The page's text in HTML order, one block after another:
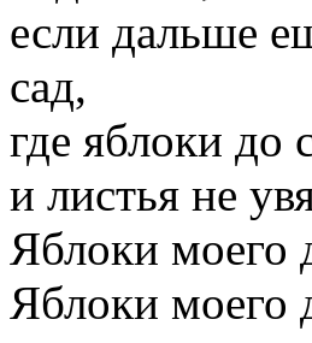
если дальше
сад,
где яблоки до
и листья не
Яблоки моего
Яблоки моего